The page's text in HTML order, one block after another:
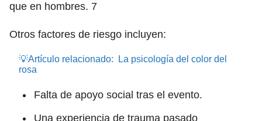
que en hombres. 7
Otros factores de riesgo incluyen:
💡Artículo relacionado:
La psicología del color del
rosa
Falta de apoyo social tras el evento.
Una experiencia de trauma pasado